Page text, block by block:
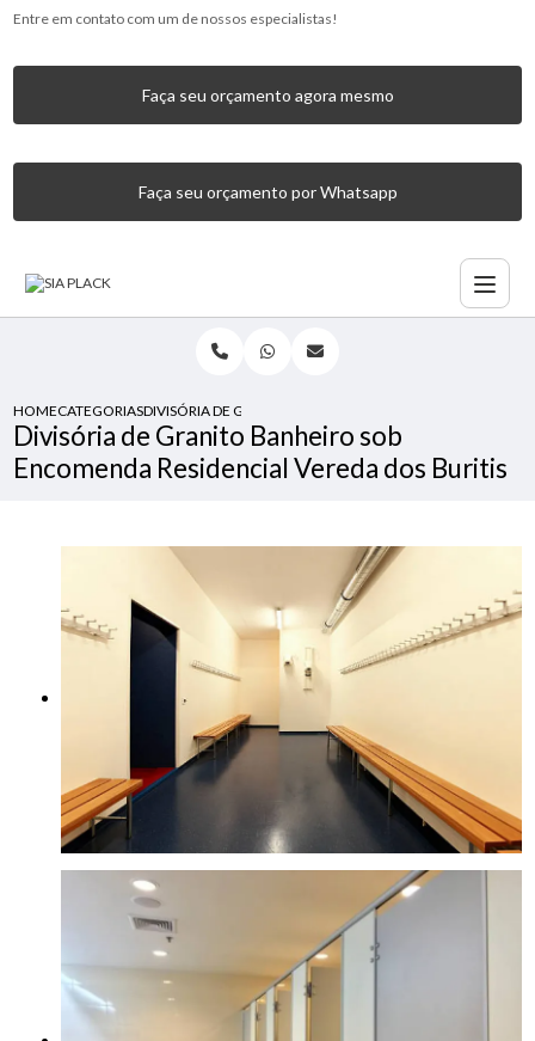
Entre em contato com um de nossos especialistas!
Faça seu orçamento agora mesmo
Faça seu orçamento por Whatsapp
HOMECATEGORIASDIVISÓRIA DE GRANITO BANHEIRO SOB ENCOMENDA
Divisória de Granito Banheiro sob
Encomenda Residencial Vereda dos Buritis